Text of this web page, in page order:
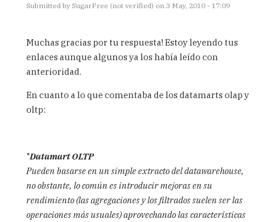
Submitted by SugarFree (not verified) on 3 May, 2010 - 17:09
reply
Te
hago
by
Dataprix
Muchas gracias por tu respuesta! Estoy leyendo tus
enlaces aunque algunos ya los había leído con
anterioridad.
En cuanto a lo que comentaba de los datamarts olap y
oltp:
"Datamart OLTP
Pueden basarse en un simple extracto del datawarehouse,
no obstante, lo común es introducir mejoras en su
rendimiento (las agregaciones y los filtrados suelen ser las
operaciones más usuales) aprovechando las características